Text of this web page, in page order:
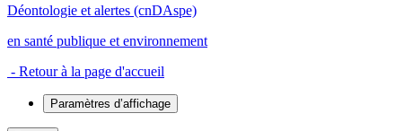
Déontologie et alertes (cnDAspe)
en santé publique et environnement
- Retour à la page d'accueil
Paramètres d’affichage